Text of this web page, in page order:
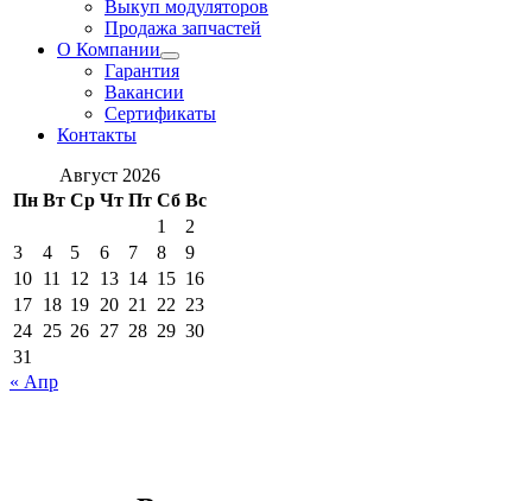
Выкуп модуляторов
Продажа запчастей
О Компании
Гарантия
Вакансии
Сертификаты
Контакты
Август 2026
Пн Вт Ср Чт Пт Сб Вс
1
2
3
4 5 6 7 8
9
10 11 12 13 14 15 16
17 18 19 20 21 22 23
24 25 26 27 28 29 30
31
« Апр